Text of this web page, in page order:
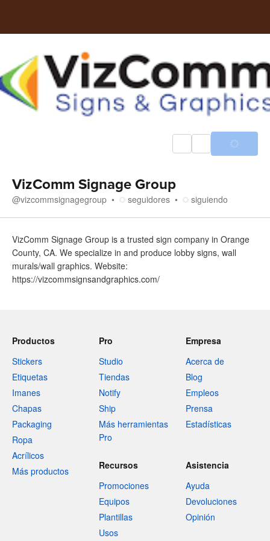
VizComm Signage Group
@vizcommsignagegroup seguidores siguiendo
VizComm Signage Group is a trusted sign company in Orange
County, CA. We specialize in and produce lobby signs, wall
murals/wall graphics. Website:
https://vizcommsignsandgraphics.com/
Productos
Stickers
Etiquetas
Imanes
Chapas
Packaging
Ropa
Acrílicos
Más productos
Pro
Studio
Tiendas
Notify
Ship
Más herramientas
Pro
Empresa
Acerca de
Blog
Empleos
Prensa
Estadísticas
Recursos
Promociones
Equipos
Plantillas
Usos
Asistencia
Ayuda
Devoluciones
Opinión